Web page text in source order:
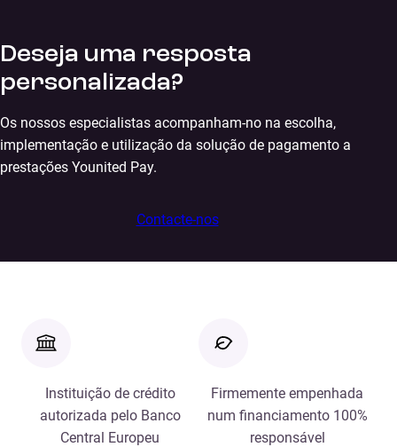
Deseja uma resposta
personalizada?
Os nossos especialistas acompanham-no na escolha,
implementação e utilização da solução de pagamento a
prestações Younited Pay.
Contacte-nos
Instituição de crédito
autorizada pelo Banco
Central Europeu
Firmemente empenhada
num financiamento 100%
responsável